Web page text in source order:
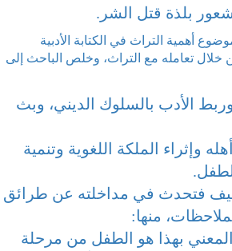
بلذة قتل الشر.
أهمية التراث في الكتابة الأدبية
تعامله مع التراث، وخلص الباحث إلى
الأدب بالسلوك الديني، وبث
وإثراء الملكة اللغوية وتنمية
فتحدث في مداخلته عن طرائق
منها:
بهذا هو الطفل من مرحلة